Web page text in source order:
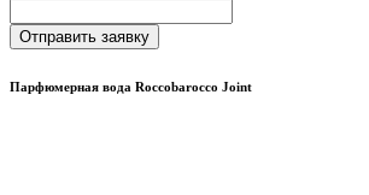
Отправить заявку
Парфюмерная вода Roccobarocco Joint